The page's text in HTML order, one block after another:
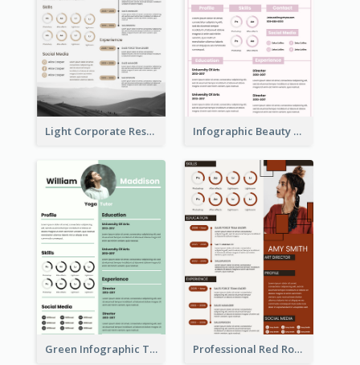
Light Corporate Resume Infographic Beauty Consultant Resume
Green Infographic Teacher Resume Professional Red Rouge Resume